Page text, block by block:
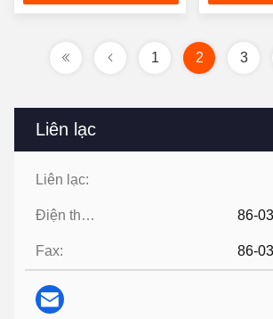
Liên lạc
Liên lạc:
Điện thoại: 86-
Fax: 86-
1 2 3